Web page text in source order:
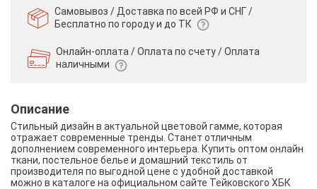
Самовывоз / Доставка по всей РФ и СНГ /
Бесплатно по городу и до ТК
Онлайн-оплата / Оплата по счету /Оплата
наличными
Описание
Стильный дизайн в актуальной цветовой гамме, которая
отражает современные тренды. Станет отличным
дополнением современного интерьера. Купить оптом онлайн
ткани, постельное белье и домашний текстиль от
производителя по выгодной цене с удобной доставкой
можно в каталоге на официальном сайте Тейковского ХБК